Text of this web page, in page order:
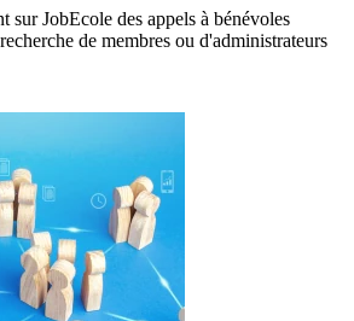
sur JobEcole des appels à bénévoles
de membres ou d'administrateurs